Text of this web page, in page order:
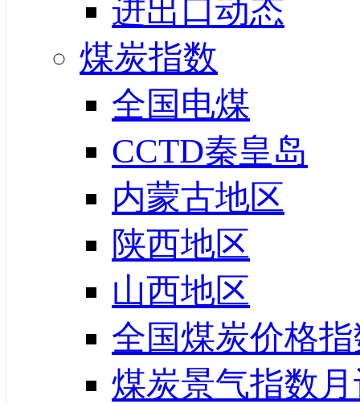
进出口动态
煤炭指数
全国电煤
CCTD秦皇岛
内蒙古地区
陕西地区
山西地区
全国煤炭价格
煤炭景气指数